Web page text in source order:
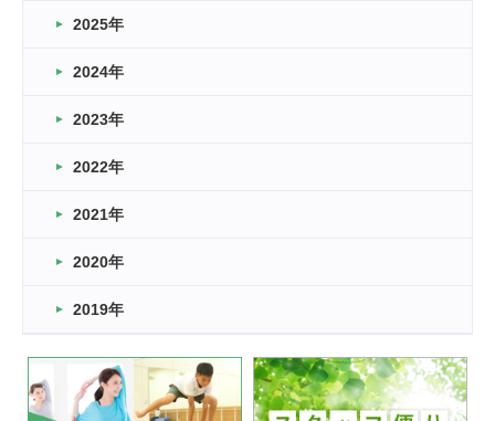
車いすバスケとRくんのお話
卒業・卒園の季節★
2026.03.11
緑ケ丘体育館
2022.11.03
緑ケ丘体育館
いたっぼーる大会☆彡
緑ケ丘体育館
2025年
2024年
2023年
2022年
2021年
2020年
2019年